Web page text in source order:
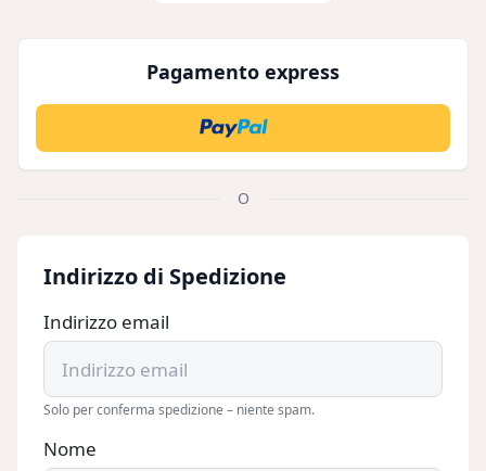
Pagamento express
O
Indirizzo di Spedizione
Indirizzo email
Solo per conferma spedizione – niente spam.
Nome